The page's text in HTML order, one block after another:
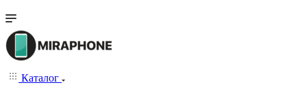
Каталог